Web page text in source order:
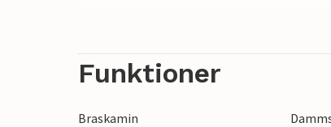
På den vackra träterrassen kan du
upplevelser.
Sejerøbukten har en varierad
Funktioner
Braskamin